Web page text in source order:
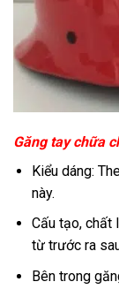
Găng tay chữa
Kiểu dáng:
này.
Cấu tạo, chất
từ trước ra
Bên trong